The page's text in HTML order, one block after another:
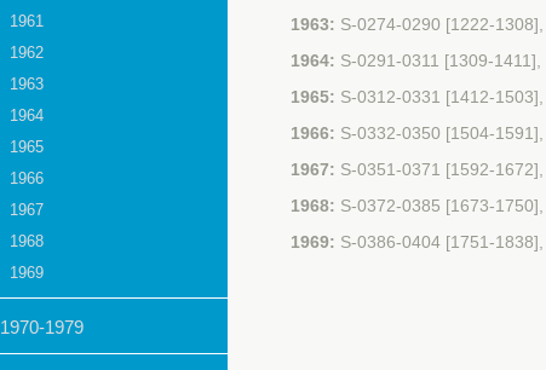
1961
1962
1963
1964
1965
1966
1967
1968
1969
1970-1979
1963: S-0274-0290 [1222-
1964: S-0291-0311 [1309-
1965: S-0312-0331 [1412-
1966: S-0332-0350 [1504-
1967: S-0351-0371 [1592-
1968: S-0372-0385 [1673-
1969: S-0386-0404 [1751-